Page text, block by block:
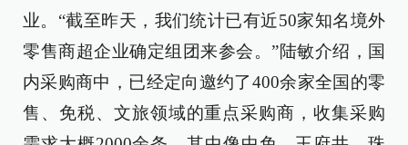
业。“截至昨天，我们统计已有近50家知名境外
零售商超企业确定组团来参会。”陆敏介绍，国
内采购商中，已经定向邀约了400余家全国的零
售、免税、文旅领域的重点采购商，收集采购